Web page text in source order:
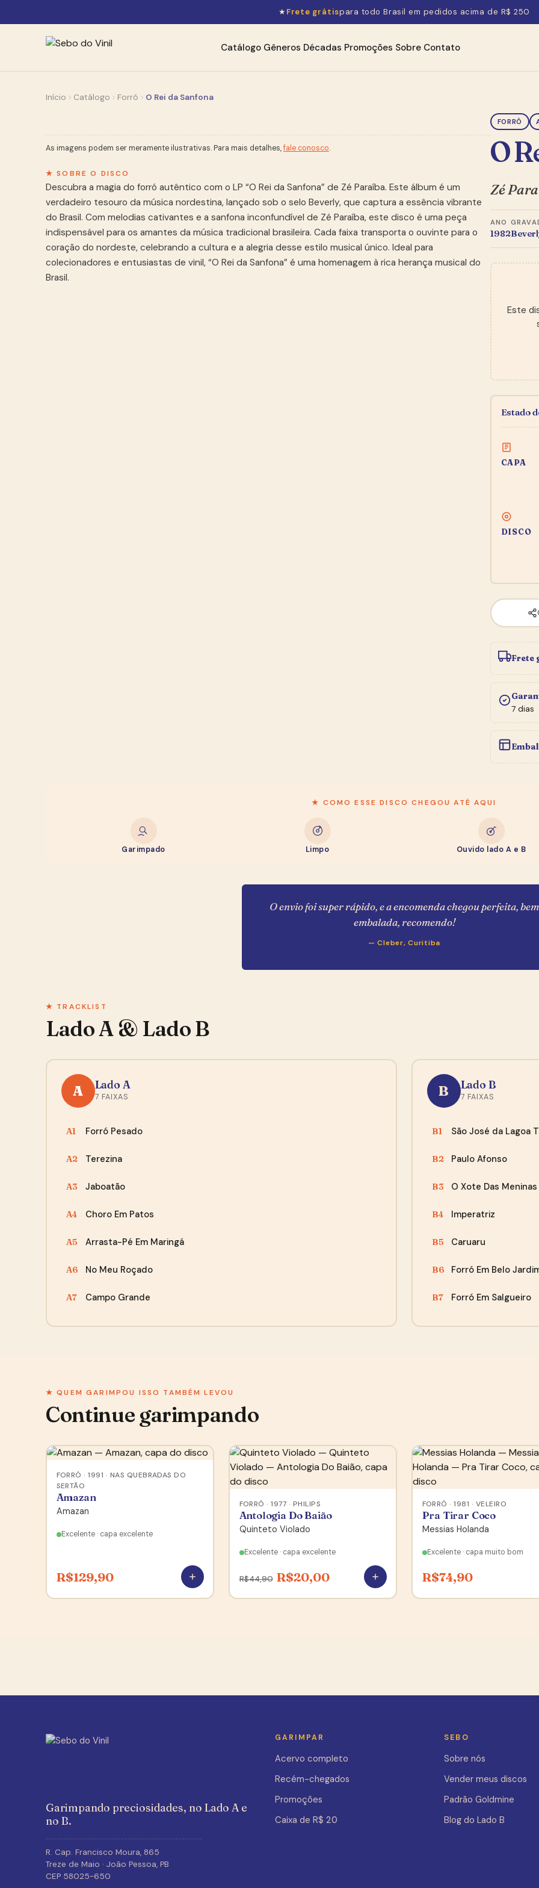
★Frete grátispara todo Brasil em pedidos acima de R$ 250
Catálogo Gêneros Décadas Promoções Sobre Contato
Início Catálogo Forró O Rei da Sanfona
As imagens podem ser meramente ilustrativas. Para mais detalhes,fale conosco.
★ SOBRE O DISCO
Descubra a magia do forró autêntico com o LP “O Rei da Sanfona” de Zé Paraíba. Este álbum é um
verdadeiro tesouro da música nordestina, lançado sob o selo Beverly, que captura a essência vibrante
do Brasil. Com melodias cativantes e a sanfona inconfundível de Zé Paraíba, este disco é uma peça
indispensável para os amantes da música tradicional brasileira. Cada faixa transporta o ouvinte para o
coração do nordeste, celebrando a cultura e a alegria desse estilo musical único. Ideal para
colecionadores e entusiastas de vinil, “O Rei da Sanfona” é uma homenagem à rica herança musical do
Brasil.
FORRÓ
O
Zé
ANO
1982
Este
Estado
CAPA
DISCO
Frete
7 dias
★ COMO ESSE DISCO CHEGOU ATÉ AQUI
Garimpado Limpo Ouvido lado A e B
O envio foi super rápido, e a encomenda chegou perfeita, bem
embalada, recomendo!
— Cleber, Curitiba
★ TRACKLIST
Lado A & Lado B
A Lado A
7 FAIXAS
A1 Forró Pesado
A2 Terezina
A3 Jaboatão
A4 Choro Em Patos
A5 Arrasta-Pé Em Maringá
A6 No Meu Roçado
A7 Campo Grande
B Lado B
7 FAIXAS
B1 São José da Lagoa
B2 Paulo Afonso
B3 O Xote Das Meninas
B4 Imperatriz
B5 Caruaru
B6 Forró Em Belo
B7 Forró Em Salgueiro
★ QUEM GARIMPOU ISSO TAMBÉM LEVOU
Continue garimpando
FORRÓ · 1991 · NAS QUEBRADAS DO
SERTÃO
Amazan
Amazan
Excelente · capa excelente
R$129,90
FORRÓ · 1977 · PHILIPS
Antologia Do Baião
Quinteto Violado
Excelente · capa excelente
R$44,90 R$20,00
FORRÓ · 1981 · VELEIRO
Pra Tirar Coco
Messias Holanda
Excelente · capa muito bom
R$74,90
Garimpando preciosidades, no Lado A e
no B.
R. Cap. Francisco Moura, 865
Treze de Maio · João Pessoa, PB
CEP 58025-650
GARIMPAR
Acervo completo
Recém-chegados
Promoções
Caixa de R$ 20
SEBO
Sobre nós
Vender meus discos
Padrão Goldmine
Blog do Lado B
Entre naNewsletter
e Ganhe R$ 20,00
Sem spam, sem encheção. Ao se cadastrar você concorda com
“O envio foi super rápido, e a encomenda chegou